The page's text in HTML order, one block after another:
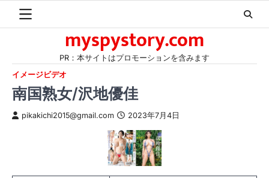
myspystory.com
PR：本サイトはプロモーションを含みます
イメージビデオ
南国熟女/沢地優佳
pikakichi2015@gmail.com 2023年7月4日